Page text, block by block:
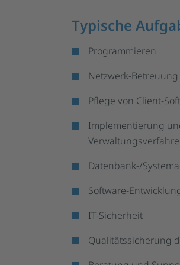
Typische
Programmieren
Netzwerk-Betreuung
Pflege von Client-
Implementierung
Datenbank-/
Software-
IT-Sicherheit
Qualitätssicherung